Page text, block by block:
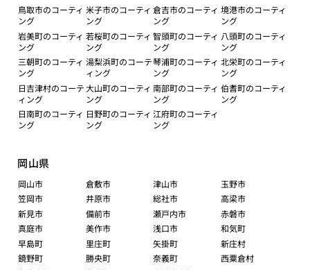
鳥取市のコーティ
ング
米子市のコーティ
ング
倉吉市のコーティ
ング
境港市のコーティ
ング
岩美町のコーティ
ング
若桜町のコーティ
ング
智頭町のコーティ
ング
八頭町のコーティ
ング
三朝町のコーティ
ング
湯梨浜町のコーテ
ィング
琴浦町のコーティ
ング
北栄町のコーティ
ング
日吉津村のコーテ
ィング
大山町のコーティ
ング
南部町のコーティ
ング
伯耆町のコーティ
ング
日南町のコーティ
ング
日野町のコーティ
ング
江府町のコーティ
ング
岡山県
岡山市 倉敷市 津山市
玉野市
笠岡市
井原市 総社市
高梁市
新見市
備前市 瀬戸内市
赤磐市
真庭市
美作市 浅口市
和気町
早島町
里庄町 矢掛町
新庄村
鏡野町
勝央町 奈義町
西粟倉村